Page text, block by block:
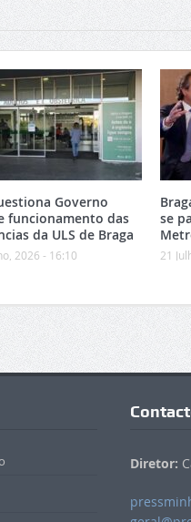
Governo
funcionamento das
da ULS de Braga
2026 - 16:10
se
21
Diretor: